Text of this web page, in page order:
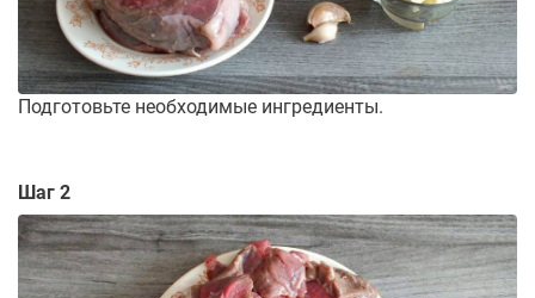
Подготовьте необходимые ингредиенты.
Шаг 2